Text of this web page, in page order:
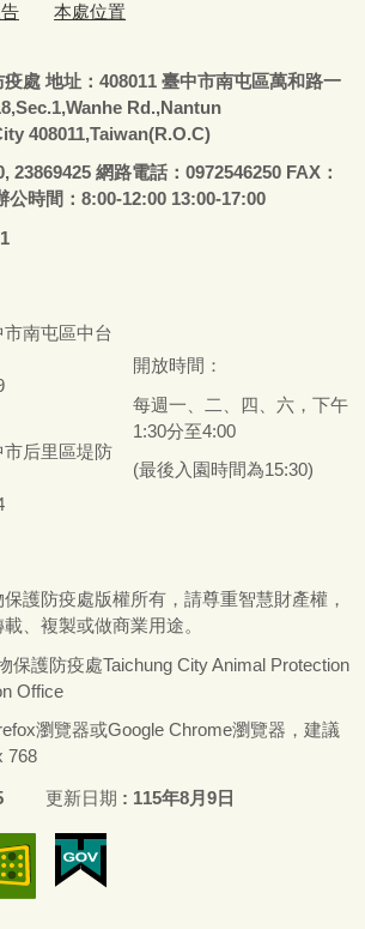
本處位置
疫處地址：408011 臺中市南屯區萬和路一
Rd.,Nantun
408011,Taiwan(R.O.C)
23869425 網路電話：0972546250 FAX：
公時間：8:00-12:00 13:00-17:00
市南屯區中台
市后里區堤防
開放時間：
每週一、二、四、六，下午
1:30分至4:00
(最後入園時間為15:30)
護防疫處版權所有，請尊重智慧財產權，
、複製或做商業用途。
保護防疫處Taichung City Animal Protection
Office
瀏覽器或Google Chrome瀏覽器，建議
768
更新日期 115年8月9日